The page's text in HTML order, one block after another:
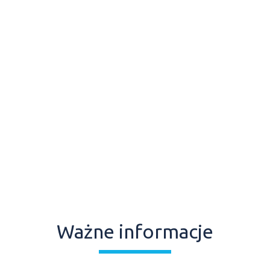
Ważne informacje